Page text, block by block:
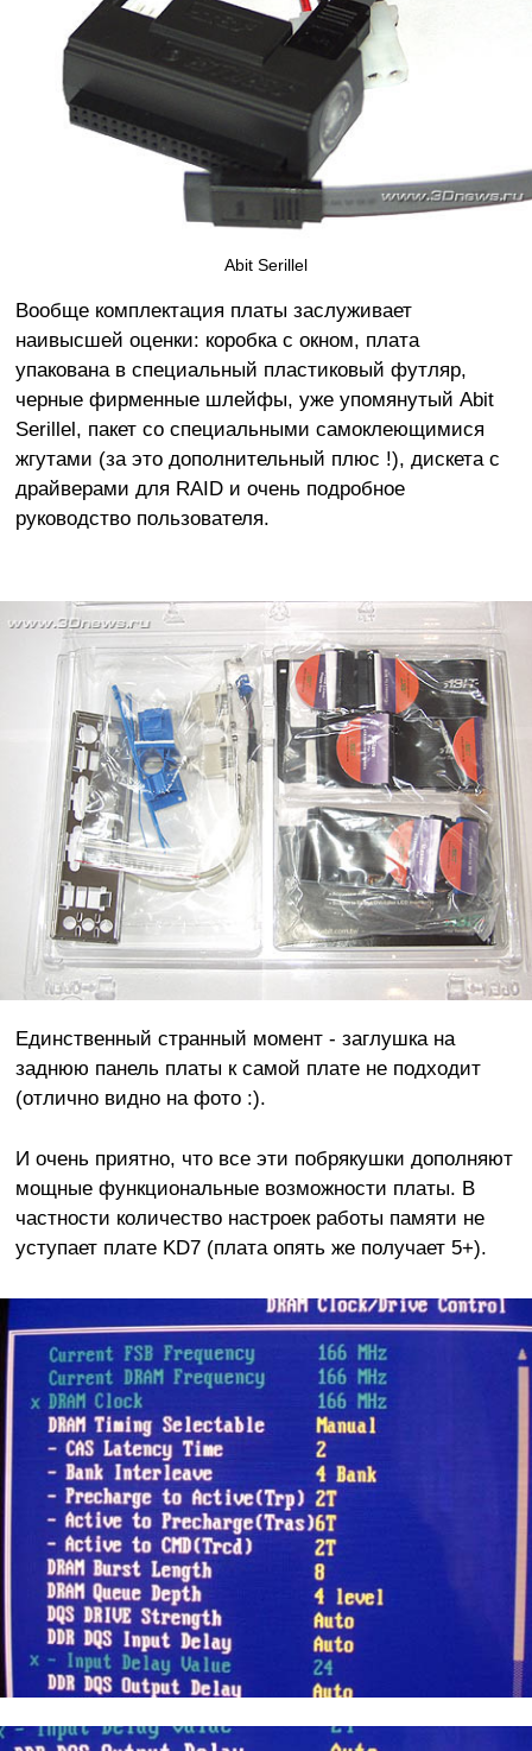
Abit Serillel
Вообще комплектация платы заслуживает
наивысшей оценки: коробка с окном, плата
упакована в специальный пластиковый футляр,
черные фирменные шлейфы, уже упомянутый Abit
Serillel, пакет со специальными самоклеющимися
жгутами (за это дополнительный плюс !), дискета с
драйверами для RAID и очень подробное
руководство пользователя.
Единственный странный момент - заглушка на
заднюю панель платы к самой плате не подходит
(отлично видно на фото :).
И очень приятно, что все эти побрякушки дополняют
мощные функциональные возможности платы. В
частности количество настроек работы памяти не
уступает плате KD7 (плата опять же получает 5+).